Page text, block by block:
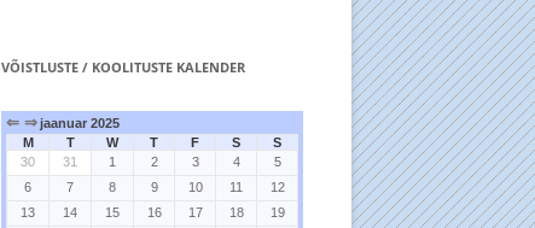
VÕISTLUSTE / KOOLITUSTE KALENDER
⇐ ⇒ jaanuar 2025
M
T W T F S
S
30
31 1 2 3 4
5
6
7 8 9 10 11
12
13
14 15 16 17 18
19